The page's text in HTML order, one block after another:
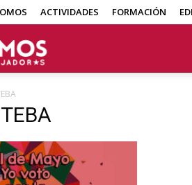
ACTIVIDADES FORMACIÓN